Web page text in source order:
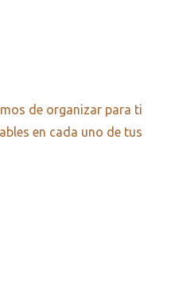
de organizar para ti
en cada uno de tus